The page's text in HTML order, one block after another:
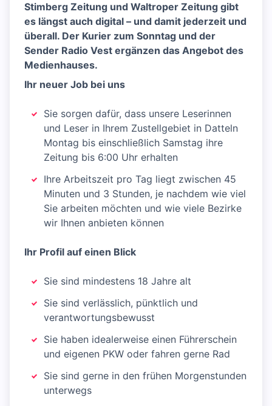
Stimberg Zeitung und Waltroper Zeitung gibt
es längst auch digital – und damit jederzeit und
überall. Der Kurier zum Sonntag und der
Sender Radio Vest ergänzen das Angebot des
Medienhauses.
Ihr neuer Job bei uns
Sie sorgen dafür, dass unsere Leserinnen
und Leser in Ihrem Zustellgebiet in Datteln
Montag bis einschließlich Samstag ihre
Zeitung bis 6:00 Uhr erhalten
Ihre Arbeitszeit pro Tag liegt zwischen 45
Minuten und 3 Stunden, je nachdem wie viel
Sie arbeiten möchten und wie viele Bezirke
wir Ihnen anbieten können
Ihr Profil auf einen Blick
Sie sind mindestens 18 Jahre alt
Sie sind verlässlich, pünktlich und
verantwortungsbewusst
Sie haben idealerweise einen Führerschein
und eigenen PKW oder fahren gerne Rad
Sie sind gerne in den frühen Morgenstunden
unterwegs